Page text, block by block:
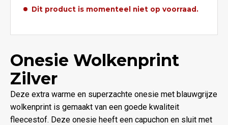
Dit product is momenteel niet op voorraad.
Onesie Wolkenprint
Zilver
Deze extra warme en superzachte onesie met blauwgrijze
wolkenprint is gemaakt van een goede kwaliteit
fleecestof. Deze onesie heeft een capuchon en sluit met